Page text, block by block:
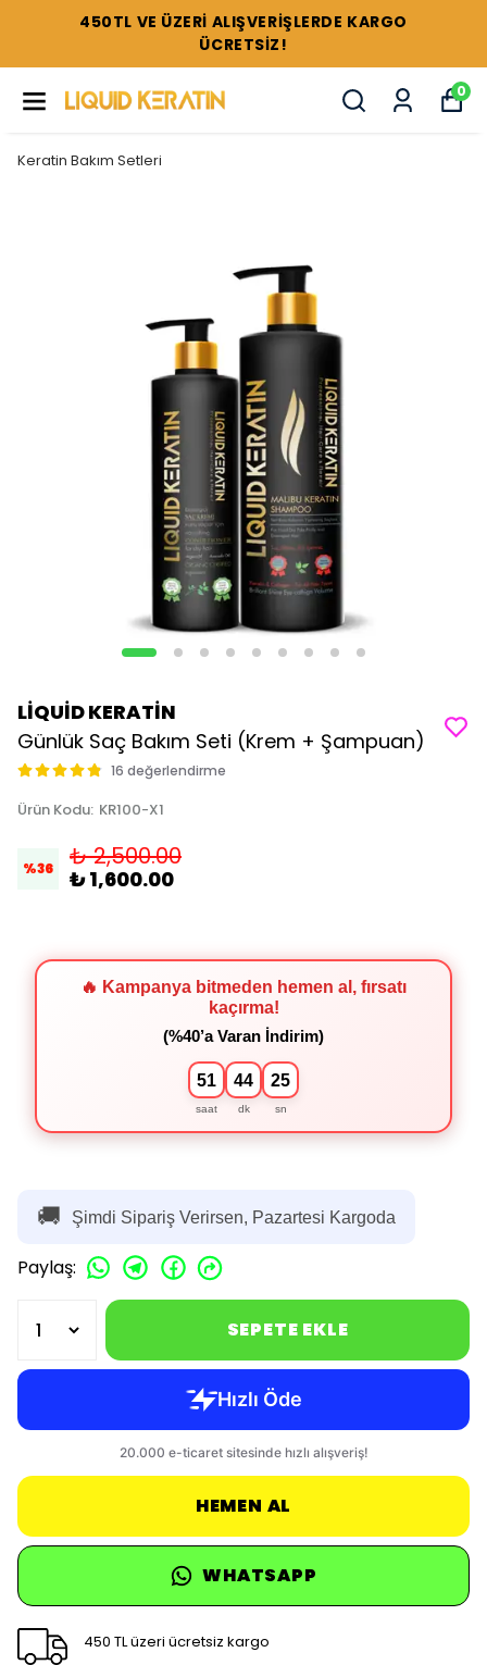
450TL VE ÜZERİ ALIŞVERİŞLERDE KARGO
ÜCRETSİZ!
0
Keratin Bakım Setleri
LİQUİD KERATİN
Günlük Saç Bakım Seti (Krem + Şampuan)
16 değerlendirme
Ürün Kodu: KR100-X1
%36 ₺ 2,500.00
₺ 1,600.00
🔥 Kampanya bitmeden hemen al, fırsatı
kaçırma!
(%40’a Varan İndirim)
51
saat
44
dk
25
sn
🚚 Şimdi Sipariş Verirsen, Pazartesi Kargoda
Paylaş:
SEPETE EKLE
HEMEN AL
WHATSAPP
450 TL üzeri ücretsiz kargo